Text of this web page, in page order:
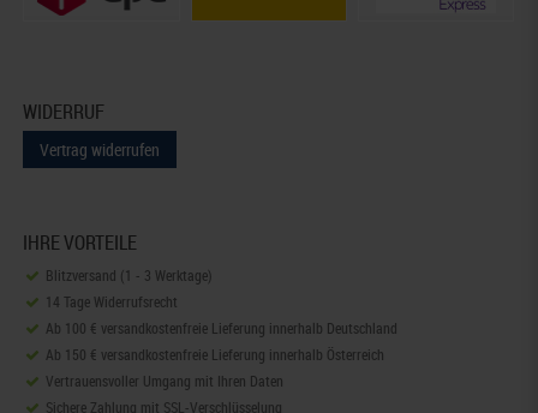
WIDERRUF
Vertrag widerrufen
IHRE VORTEILE
Blitzversand (1 - 3 Werktage)
14 Tage Widerrufsrecht
Ab 100 € versandkostenfreie Lieferung innerhalb Deutschland
Ab 150 € versandkostenfreie Lieferung innerhalb Österreich
Vertrauensvoller Umgang mit Ihren Daten
Sichere Zahlung mit SSL-Verschlüsselung